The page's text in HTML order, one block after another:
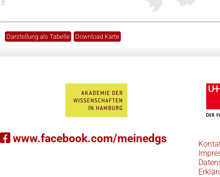
Darstellung als Tabelle Download Karte
www.facebook.com/meinedgs